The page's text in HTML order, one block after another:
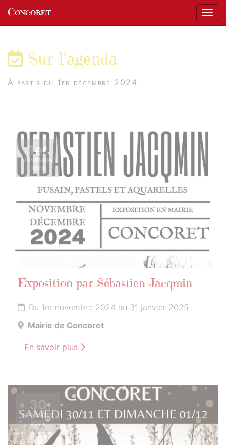
Concoret
Sur l’agenda
À partir du 1er décembre 2024
1er
NOVEMBRE
2024
Exposition par Sébastien Jacqmin
Du 1er novembre 2024 au 31 janvier 2025
Mairie de Concoret
En savoir plus
30
NOVEMBRE
2024
Panneau de gestion des cookies